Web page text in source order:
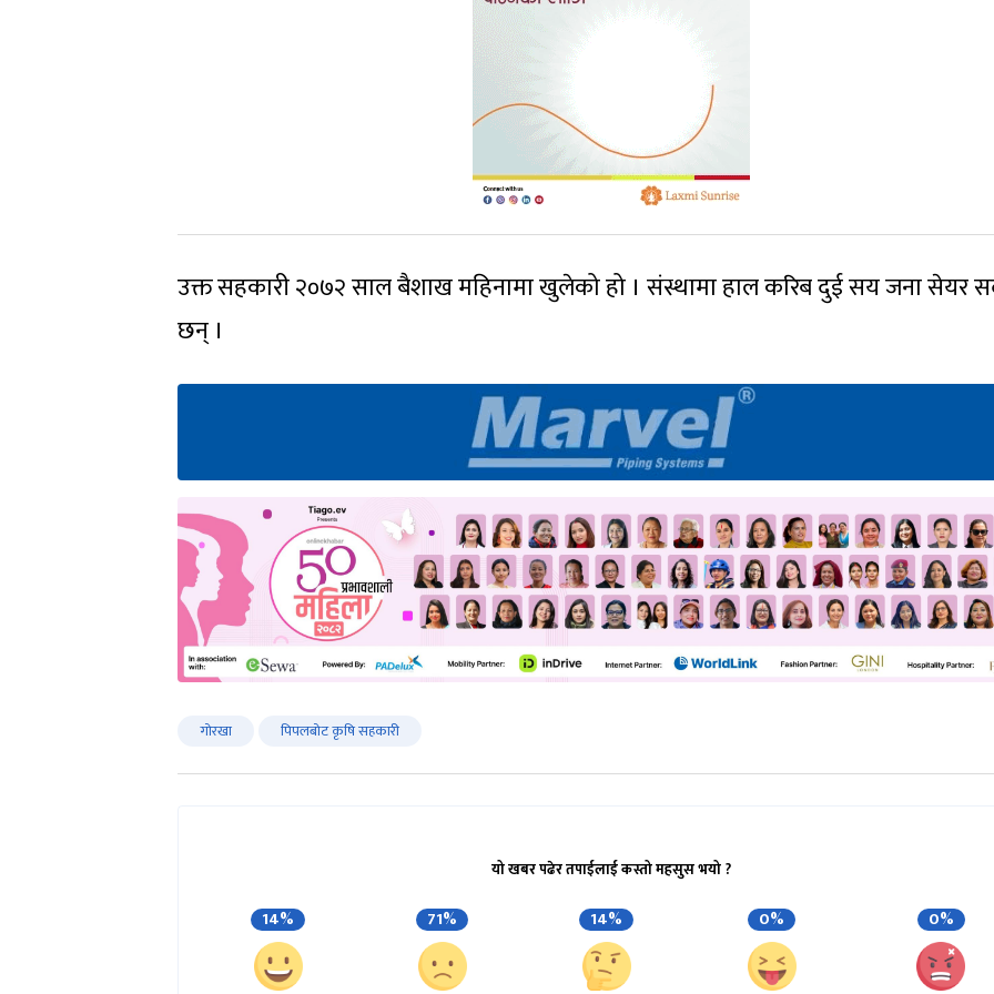
उक्त सहकारी २०७२ साल बैशाख महिनामा खुलेको हो । संस्थामा हाल करिब दुई सय जना सेयर
छन् ।
गोरखा पिपलबोट कृषि सहकारी
यो खबर पढेर तपाईलाई कस्तो महसुस भयो ?
14% 71% 14% 0% 0%